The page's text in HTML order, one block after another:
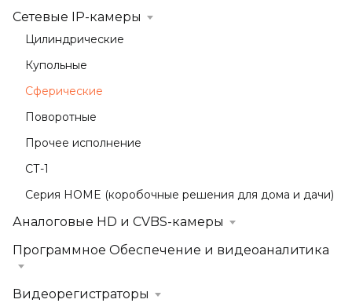
Сетевые IP-камеры
Цилиндрические
Купольные
Сферические
Поворотные
Прочее исполнение
СТ-1
Серия HOME (коробочные решения для дома и дачи)
Аналоговые HD и CVBS-камеры
Программное Обеспечение и видеоаналитика
Видеорегистраторы